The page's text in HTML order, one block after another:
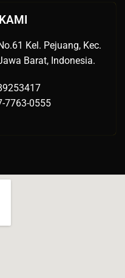
Kel. Pejuang, Kec.
Barat, Indonesia.
7763-0555